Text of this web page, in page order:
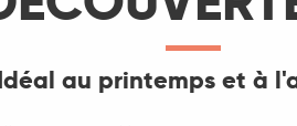
au printemps et à